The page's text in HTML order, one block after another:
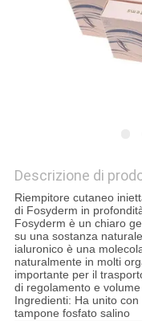
Descrizione di
Riempitore cutaneo
di Fosyderm in
Fosyderm è un chiaro
su una sostanza
ialuronico è una
naturalmente in molti
importante per il
di regolamento e
Ingredienti: Ha unito
tampone fosfato salino